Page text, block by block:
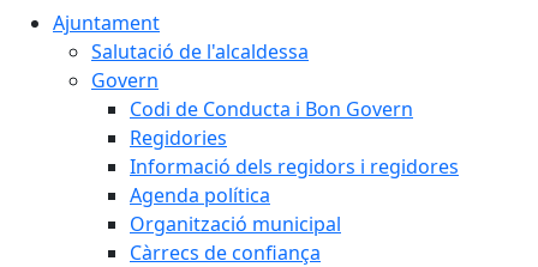
Ajuntament
Salutació de l'alcaldessa
Govern
Codi de Conducta i Bon Govern
Regidories
Informació dels regidors i regidores
Agenda política
Organització municipal
Càrrecs de confiança